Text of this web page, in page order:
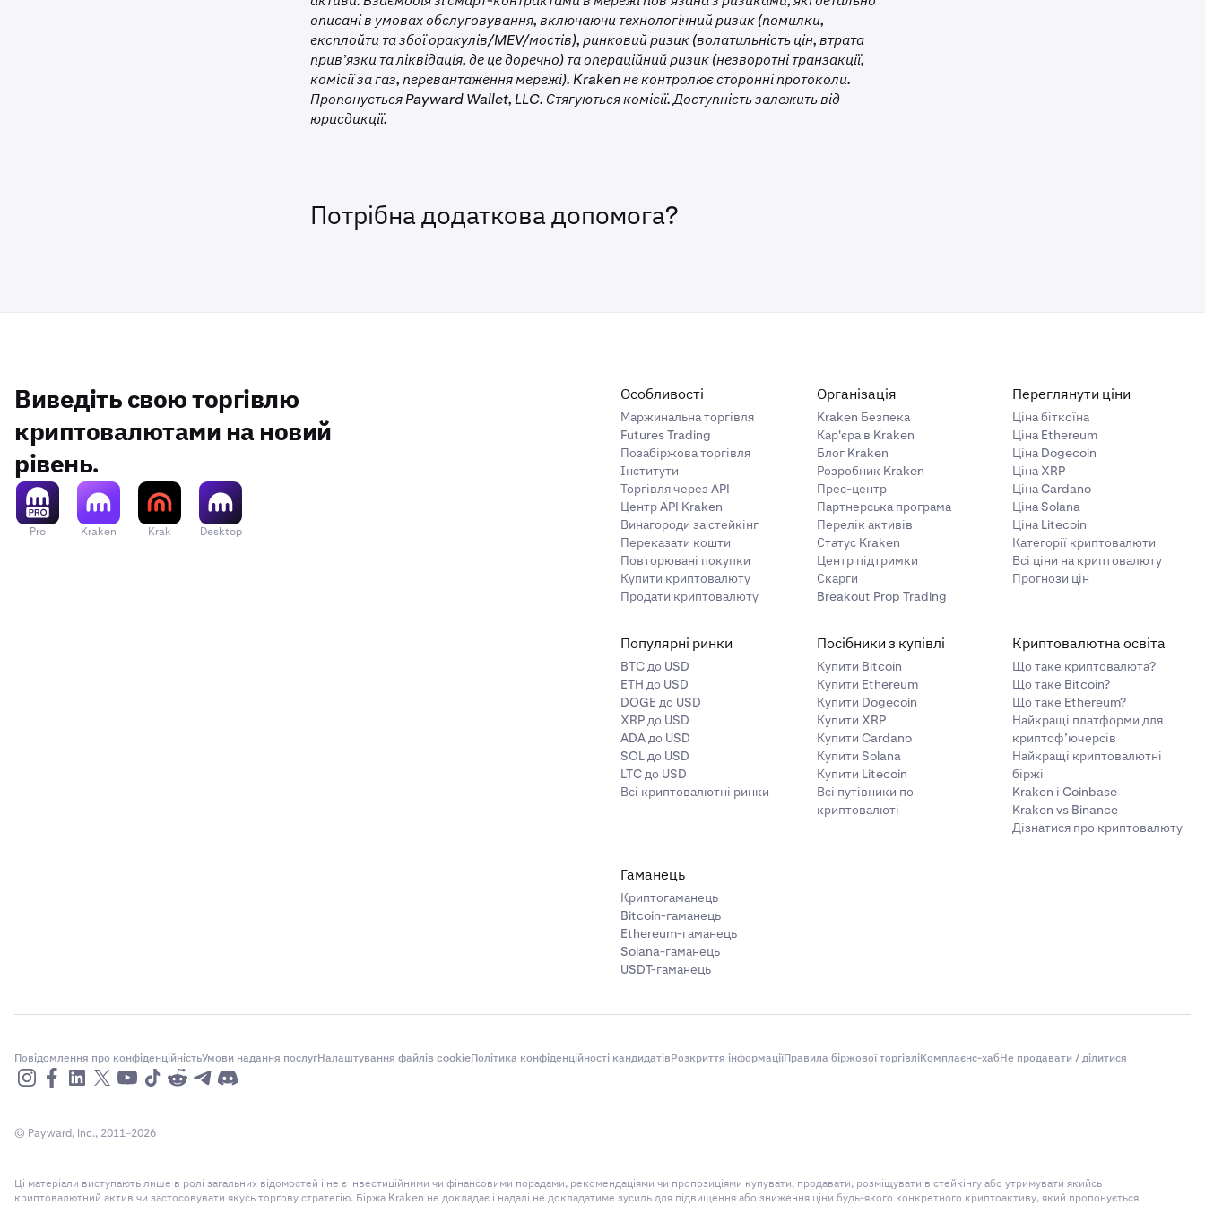
описані в умовах обслуговування, включаючи технологічний ризик (помилки,
експлойти та збої оракулів/MEV/мостів), ринковий ризик (волатильність цін, втрата
прив’язки та ліквідація, де це доречно) та операційний ризик (незворотні транзакції,
комісії за газ, перевантаження мережі). Kraken не контролює сторонні протоколи.
Пропонується Payward Wallet, LLC. Стягуються комісії. Доступність залежить від
юрисдикції.
Потрібна додаткова допомога?
Виведіть свою торгівлю
криптовалютами на новий
рівень.
Pro Kraken Krak Desktop
Особливості
Маржинальна торгівля
Futures Trading
Позабіржова торгівля
Інститути
Торгівля через API
Центр API Kraken
Винагороди за стейкінг
Переказати кошти
Повторювані покупки
Купити криптовалюту
Продати криптовалюту
Організація
Kraken Безпека
Кар'єра в Kraken
Блог Kraken
Розробник Kraken
Прес-центр
Партнерська програма
Перелік активів
Статус Kraken
Центр підтримки
Скарги
Breakout Prop Trading
Переглянути ціни
Ціна біткоїна
Ціна Ethereum
Ціна Dogecoin
Ціна XRP
Ціна Cardano
Ціна Solana
Ціна Litecoin
Категорії криптовалюти
Всі ціни на криптовалюту
Прогнози цін
Популярні ринки
BTC до USD
ETH до USD
DOGE до USD
XRP до USD
ADA до USD
SOL до USD
LTC до USD
Всі криптовалютні ринки
Посібники з купівлі
Купити Bitcoin
Купити Ethereum
Купити Dogecoin
Купити XRP
Купити Cardano
Купити Solana
Купити Litecoin
Всі путівники по
криптовалюті
Криптовалютна освіта
Що таке криптовалюта?
Що таке Bitcoin?
Що таке Ethereum?
Найкращі платформи для
криптоф’ючерсів
Найкращі криптовалютні
біржі
Kraken і Coinbase
Kraken vs Binance
Дізнатися про криптовалюту
Гаманець
Криптогаманець
Bitcoin-гаманець
Ethereum-гаманець
Solana-гаманець
USDT-гаманець
Повідомлення про конфіденційністьУмови надання послугНалаштування файлів cookieПолітика конфіденційності кандидатівРозкриття інформаціїПравила біржової торгівліКомплаєнс-хабНе продавати / ділитися
© Payward, Inc., 2011–2026
Ці матеріали виступають лише в ролі загальних відомостей і не є інвестиційними чи фінансовими порадами, рекомендаціями чи пропозиціями купувати, продавати, розміщувати в стейкінгу або утримувати якийсь
криптовалютний актив чи застосовувати якусь торгову стратегію. Біржа Kraken не докладає і надалі не докладатиме зусиль для підвищення або зниження ціни будь-якого конкретного криптоактиву, який пропонується.